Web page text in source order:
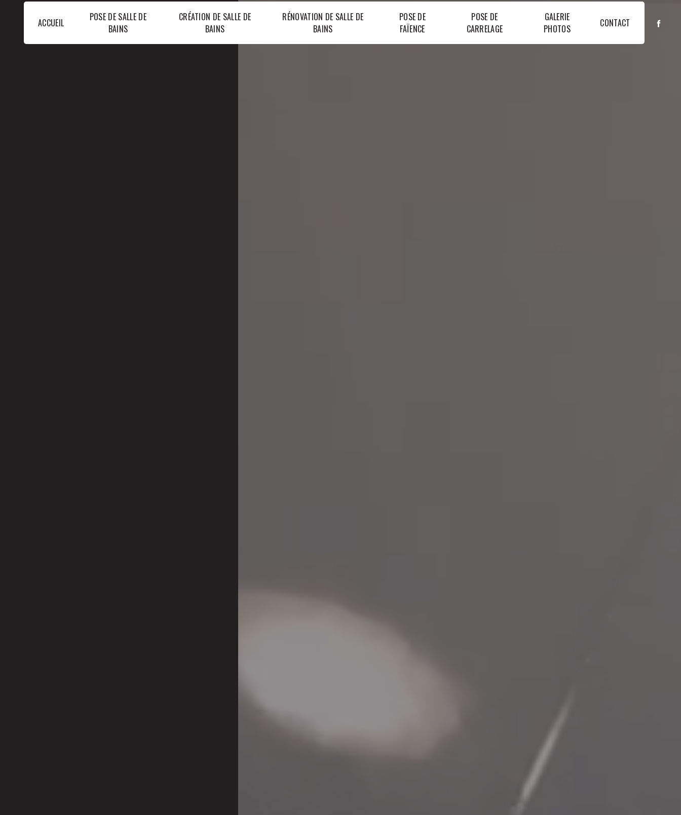
ACCUEIL
POSE DE SALLE DE
BAINS
CRÉATION DE SALLE DE
BAINS
RÉNOVATION DE SALLE DE
BAINS
POSE DE
FAÏENCE
POSE DE
CARRELAGE
GALERIE
PHOTOS
CONTACT
Panneau de gestion des cookies